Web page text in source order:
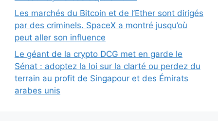
Les marchés du Bitcoin et de l’Ether sont dirigés
par des criminels. SpaceX a montré jusqu’où
peut aller son influence
Le géant de la crypto DCG met en garde le
Sénat : adoptez la loi sur la clarté ou perdez du
terrain au profit de Singapour et des Émirats
arabes unis